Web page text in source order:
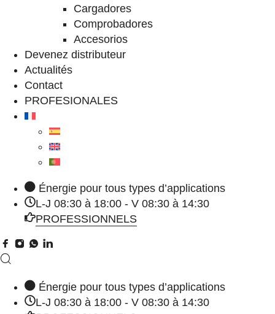
Cargadores
Comprobadores
Accesorios
Devenez distributeur
Actualités
Contact
PROFESIONALES
Énergie pour tous types d’applications
L-J 08:30 à 18:00 - V 08:30 à 14:30
PROFESSIONNELS
Énergie pour tous types d’applications
L-J 08:30 à 18:00 - V 08:30 à 14:30